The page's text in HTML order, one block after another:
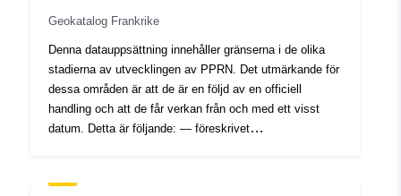
Geokatalog Frankrike
Denna datauppsättning innehåller gränserna i de olika
stadierna av utvecklingen av PPRN. Det utmärkande för
dessa områden är att de är en följd av en officiell
handling och att de får verkan från och med ett visst
datum. Detta är följande: — föreskrivet
som motsvarar det tillämpningsområde som regleras av